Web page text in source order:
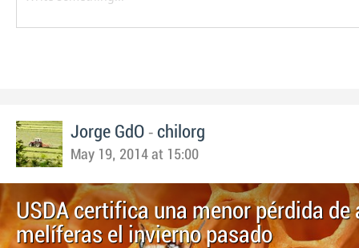
Jorge GdO - chilorg
May 19, 2014 at 15:00
USDA certifica una menor pérdida de
melíferas el invierno pasado